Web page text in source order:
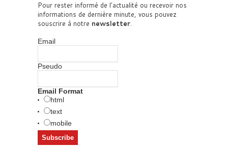
Pour rester informé de l'actualité ou recevoir nos
informations de dernière minute, vous pouvez
souscrire à notre newsletter.
Email
Pseudo
Email Format
html
text
mobile